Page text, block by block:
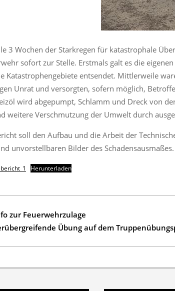
Kontraste
3 Wochen der Starkregen für katastrophale
sofort zur Stelle. Erstmals galt es die
Katastrophengebiete entsendet. Mittlerweile
Unrat und versorgten, sofern möglich,
wird abgepumpt, Schlamm und Dreck von
weitere Verschmutzung der Umwelt durch
soll den Aufbau und die Arbeit der
unvorstellbaren Bilder des Schadensausmaßes.
Herunterladen
zur Feuerwehrzulage
Übung auf dem